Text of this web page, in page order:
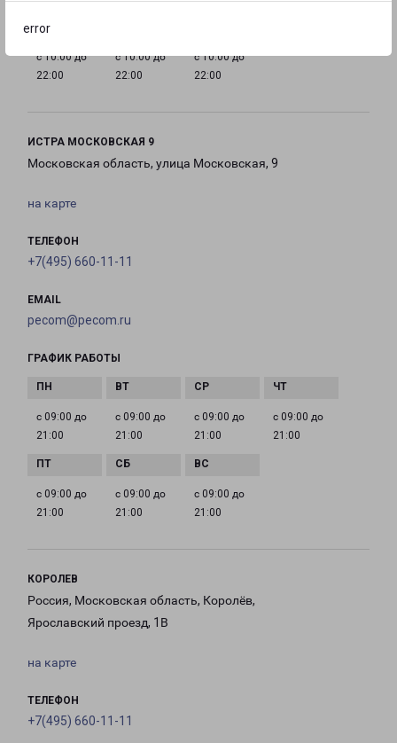
error
с 10:00 до
22:00
с 10:00 до
22:00
с 10:00 до
22:00
ИСТРА МОСКОВСКАЯ 9
Московская область, улица Московская, 9
на карте
ТЕЛЕФОН
+7(495) 660-11-11
EMAIL
pecom@pecom.ru
ГРАФИК РАБОТЫ
с 09:00 до
21:00
с 09:00 до
21:00
с 09:00 до
21:00
с 09:00 до
21:00
с 09:00 до
21:00
с 09:00 до
21:00
с 09:00 до
21:00
КОРОЛЕВ
Россия, Московская область, Королёв,
Ярославский проезд, 1В
на карте
ТЕЛЕФОН
+7(495) 660-11-11